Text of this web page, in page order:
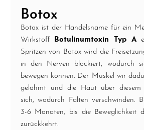
Botox
Botox ist der Handelsname für ein
Wirkstoff Botulinumtoxin Typ A
Spritzen von Botox wird die
in den Nerven blockiert, wodurch
bewegen können. Der Muskel wir
gelähmt und die Haut über diesem
sich, wodurch Falten verschwinden.
3-6 Monaten, bis die Beweglichkeit
zurückkehrt.